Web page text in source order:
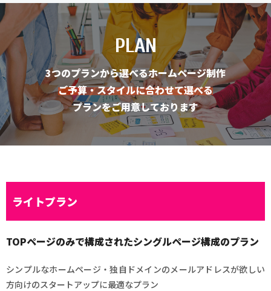
PLAN
3つのプランから選べるホームページ制作
ご予算・スタイルに合わせて選べる
プランをご用意しております
ライトプラン
TOPページのみで構成されたシングルページ構成のプラン
シンプルなホームページ・独自ドメインのメールアドレスが欲しい
方向けのスタートアップに最適なプラン